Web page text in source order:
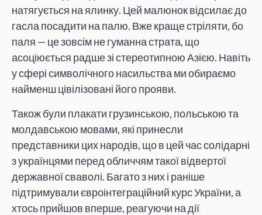
натягується на ялинку. Цей малюнок відсилає до
гасла посадити на палю. Вже краще стріляти, бо
паля — це зовсім не гуманна страта, що
асоціюється радше зі стереотипною Азією. Навіть
у сфері символічного насильства ми обираємо
найменш цівілізовані його прояви.
Також були плакати грузинською, польською та
молдавською мовами, які принесли
представники цих народів, що в цей час солідарні
з українцями перед обличчям такої відвертої
державної сваволі. Багато з них і раніше
підтримували євроінтеграційний курс України, а
хтось прийшов вперше, реагуючи на дії